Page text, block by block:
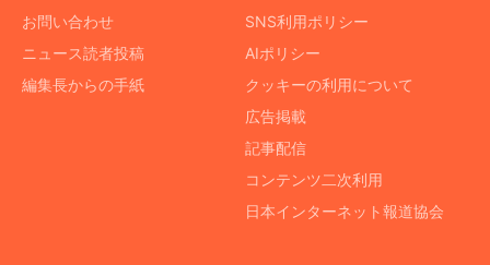
お問い合わせ
ニュース読者投稿
編集長からの手紙
SNS利用ポリシー
AIポリシー
クッキーの利用について
広告掲載
記事配信
コンテンツ二次利用
日本インターネット報道協会